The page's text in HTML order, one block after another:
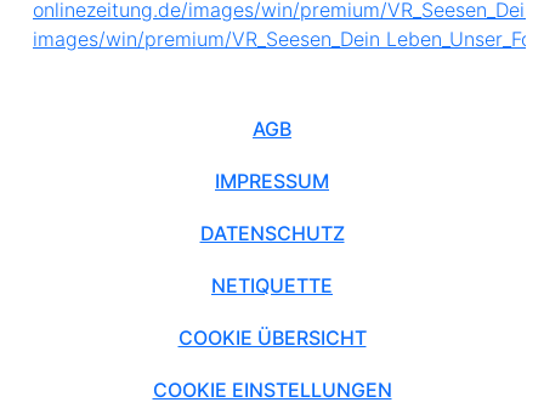
AGB
IMPRESSUM
DATENSCHUTZ
NETIQUETTE
COOKIE ÜBERSICHT
COOKIE EINSTELLUNGEN